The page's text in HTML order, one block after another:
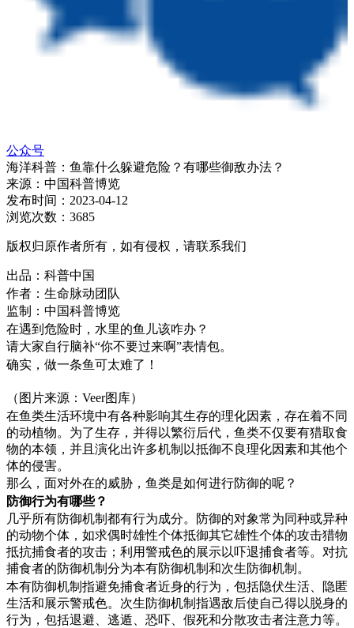
公众号
海洋科普：鱼靠什么躲避危险？有哪些御敌办法？
来源： 中国科普博览
发布时间： 2023-04-12
浏览次数： 3685
版权归原作者所有，如有侵权，请联系我们
出品：科普中国
作者：生命脉动团队
监制：中国科普博览
在遇到危险时，水里的鱼儿该咋办？
请大家自行脑补“你不要过来啊”表情包。
确实，做一条鱼可太难了！
（图片来源：Veer图库）
在鱼类生活环境中有各种影响其生存的理化因素，存在着不同
的动植物。为了生存，并得以繁衍后代，鱼类不仅要有猎取食
物的本领，并且演化出许多机制以抵御不良理化因素和其他个
体的侵害。
那么，面对外在的威胁，鱼类是如何进行防御的呢？
防御行为有哪些？
几乎所有防御机制都有行为成分。防御的对象常为同种或异种
的动物个体，如求偶时雄性个体抵御其它雄性个体的攻击猎物
抵抗捕食者的攻击；利用警戒色的展示以吓退捕食者等。对抗
捕食者的防御机制分为本有防御机制和次生防御机制。
本有防御机制指避免捕食者近身的行为，包括隐伏生活、隐匿
生活和展示警戒色。次生防御机制指遇敌后使自己得以脱身的
行为，包括退避、逃遁、恐吓、假死和分散攻击者注意力等。